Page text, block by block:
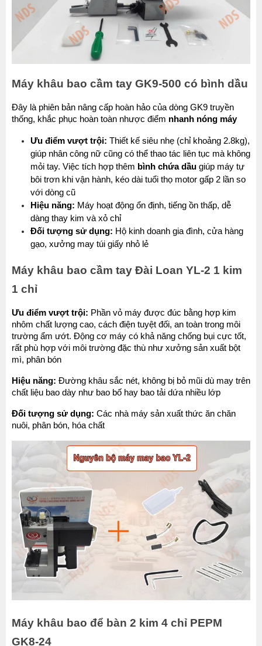
Máy khâu bao cầm tay GK9-500 có bình dầu
Đây là phiên bản nâng cấp hoàn hảo của dòng GK9 truyền
thống, khắc phục hoàn toàn nhược điểm nhanh nóng máy
Ưu điểm vượt trội: Thiết kế siêu nhẹ (chỉ khoảng 2.8kg),
giúp nhân công nữ cũng có thể thao tác liên tục mà không
mỏi tay. Việc tích hợp thêm bình chứa dầu giúp máy tự
bôi trơn khi vận hành, kéo dài tuổi thọ motor gấp 2 lần so
với dòng cũ
Hiệu năng: Máy hoạt động ổn định, tiếng ồn thấp, dễ
dàng thay kim và xỏ chỉ
Đối tượng sử dụng: Hộ kinh doanh gia đình, cửa hàng
gạo, xưởng may túi giấy nhỏ lẻ
Máy khâu bao cầm tay Đài Loan YL-2 1 kim
1 chỉ
Ưu điểm vượt trội: Phần vỏ máy được đúc bằng hợp kim
nhôm chất lượng cao, cách điện tuyệt đối, an toàn trong môi
trường ẩm ướt. Động cơ máy có khả năng chống bụi cực tốt,
rất phù hợp với môi trường đặc thù như xưởng sản xuất bột
mì, phân bón
Hiệu năng: Đường khâu sắc nét, không bị bỏ mũi dù may trên
chất liệu bao dày như bao bố hay bao tải dứa nhiều lớp
Đối tượng sử dụng: Các nhà máy sản xuất thức ăn chăn
nuôi, phân bón, hóa chất
Máy khâu bao để bàn 2 kim 4 chỉ PEPM
GK8-24